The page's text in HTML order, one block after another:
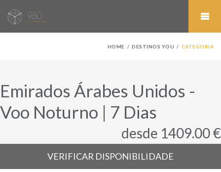
HOME DESTINOS YOU CATEGORIA
Emirados Árabes Unidos -
Voo Noturno | 7 Dias
desde 1409.00 €
VERIFICAR DISPONIBILIDADE